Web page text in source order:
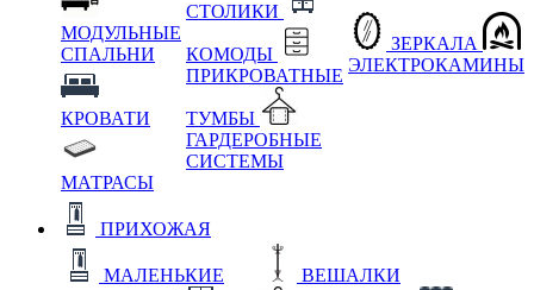
МОДУЛЬНЫЕ
СПАЛЬНИ
КРОВАТИ
МАТРАСЫ
СТОЛИКИ
КОМОДЫ
ПРИКРОВАТНЫЕ
ТУМБЫ
ГАРДЕРОБНЫЕ
СИСТЕМЫ
ЗЕРКАЛА
ЭЛЕКТРОКАМИНЫ
ПРИХОЖАЯ
МАЛЕНЬКИЕ ВЕШАЛКИ